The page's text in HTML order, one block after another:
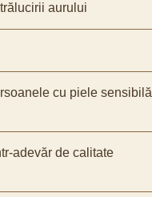
aurului
cu piele sensibilă
adevăr de calitate